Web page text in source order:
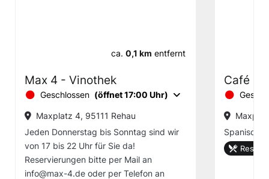
ca. 0,1 km entfernt
Max 4 - Vinothek
Geschlossen (öffnet 17:00 Uhr)
Maxplatz 4, 95111 Rehau
Jeden Donnerstag bis Sonntag sind wir
von 17 bis 22 Uhr für Sie da!
Reservierungen bitte per Mail an
info@max-4.de oder per Telefon an
Café &